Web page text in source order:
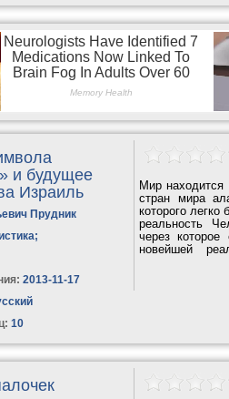
и будущее
Израиль
Прудник
;
2013-11-17
10
Мир находится
стран мира
которого
реальность
через
новейшей